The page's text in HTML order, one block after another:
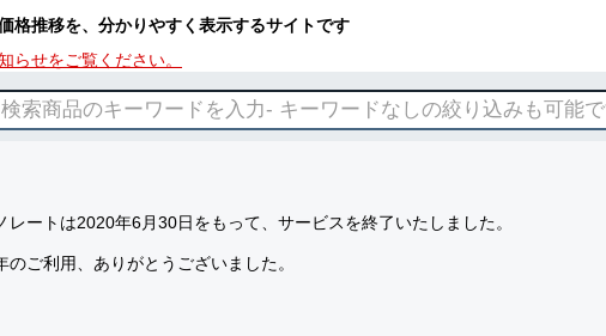
格推移を、分かりやすく表示するサイトです
らせをご覧ください。
レートは2020年6月30日をもって、サービスを終了いたしました。
のご利用、ありがとうございました。